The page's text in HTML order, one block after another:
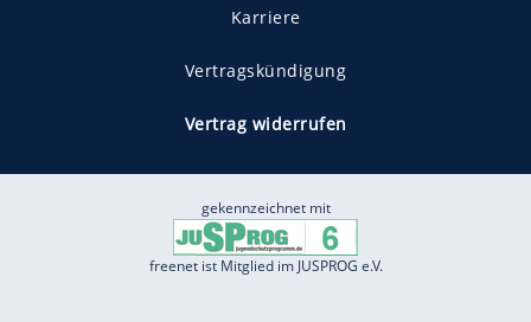
Karriere
Vertragskündigung
Vertrag widerrufen
gekennzeichnet mit
freenet ist Mitglied im JUSPROG e.V.